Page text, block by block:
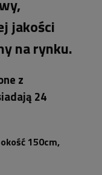
jakości
na rynku.
z
24
150cm,